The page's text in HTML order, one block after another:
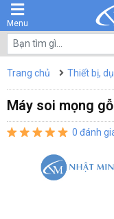
Menu
Trang chủ Thiết bị,
Máy soi mọng
0 đánh